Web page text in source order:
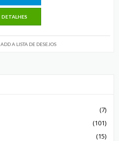
DETALHES
ADD A LISTA DE DESEJOS
(7)
(101)
(15)